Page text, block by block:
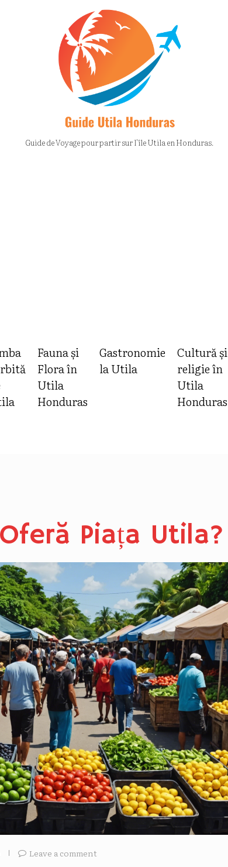
Guide de Voyage pour partir sur l'île Utila en Honduras.
Fauna și
Flora în
Utila
Honduras
Gastronomie
la Utila
Cultură și
religie în
Utila
Honduras
Piața Utila?
Leave a comment